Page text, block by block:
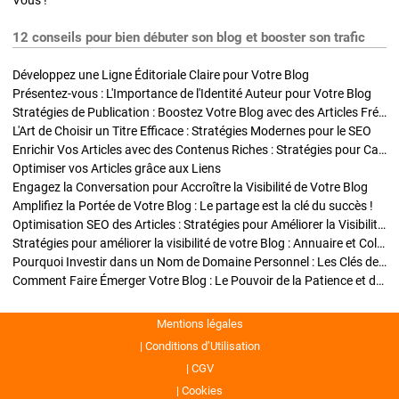
12 conseils pour bien débuter son blog et booster son trafic
Développez une Ligne Éditoriale Claire pour Votre Blog
Présentez-vous : L'Importance de l'Identité Auteur pour Votre Blog
Stratégies de Publication : Boostez Votre Blog avec des Articles Fréquents et Exclusifs
L'Art de Choisir un Titre Efficace : Stratégies Modernes pour le SEO
Enrichir Vos Articles avec des Contenus Riches : Stratégies pour Captiver et Optimiser
Optimiser vos Articles grâce aux Liens
Engagez la Conversation pour Accroître la Visibilité de Votre Blog
Amplifiez la Portée de Votre Blog : Le partage est la clé du succès !
Optimisation SEO des Articles : Stratégies pour Améliorer la Visibilité de Votre Blog
Stratégies pour améliorer la visibilité de votre Blog : Annuaire et Collaborations
Pourquoi Investir dans un Nom de Domaine Personnel : Les Clés de la Réussite de Votre Blog
Comment Faire Émerger Votre Blog : Le Pouvoir de la Patience et de la Persévérance
Mentions légales
Conditions d’Utilisation
CGV
Cookies